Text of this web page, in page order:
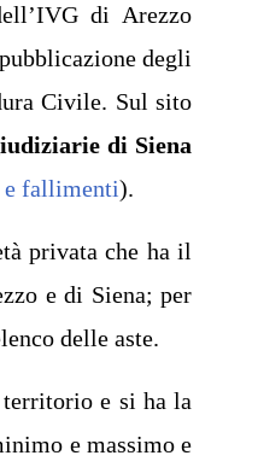
di Arezzo
degli
Civile. Sul sito
di Siena
e fallimenti).
privata che ha il
e di Siena; per
delle aste.
e si ha la
e massimo e